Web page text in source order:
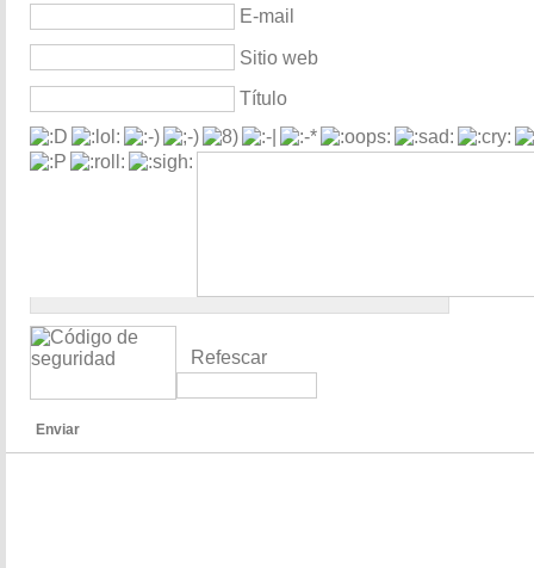
E-mail
Sitio web
Título
Refescar
Enviar